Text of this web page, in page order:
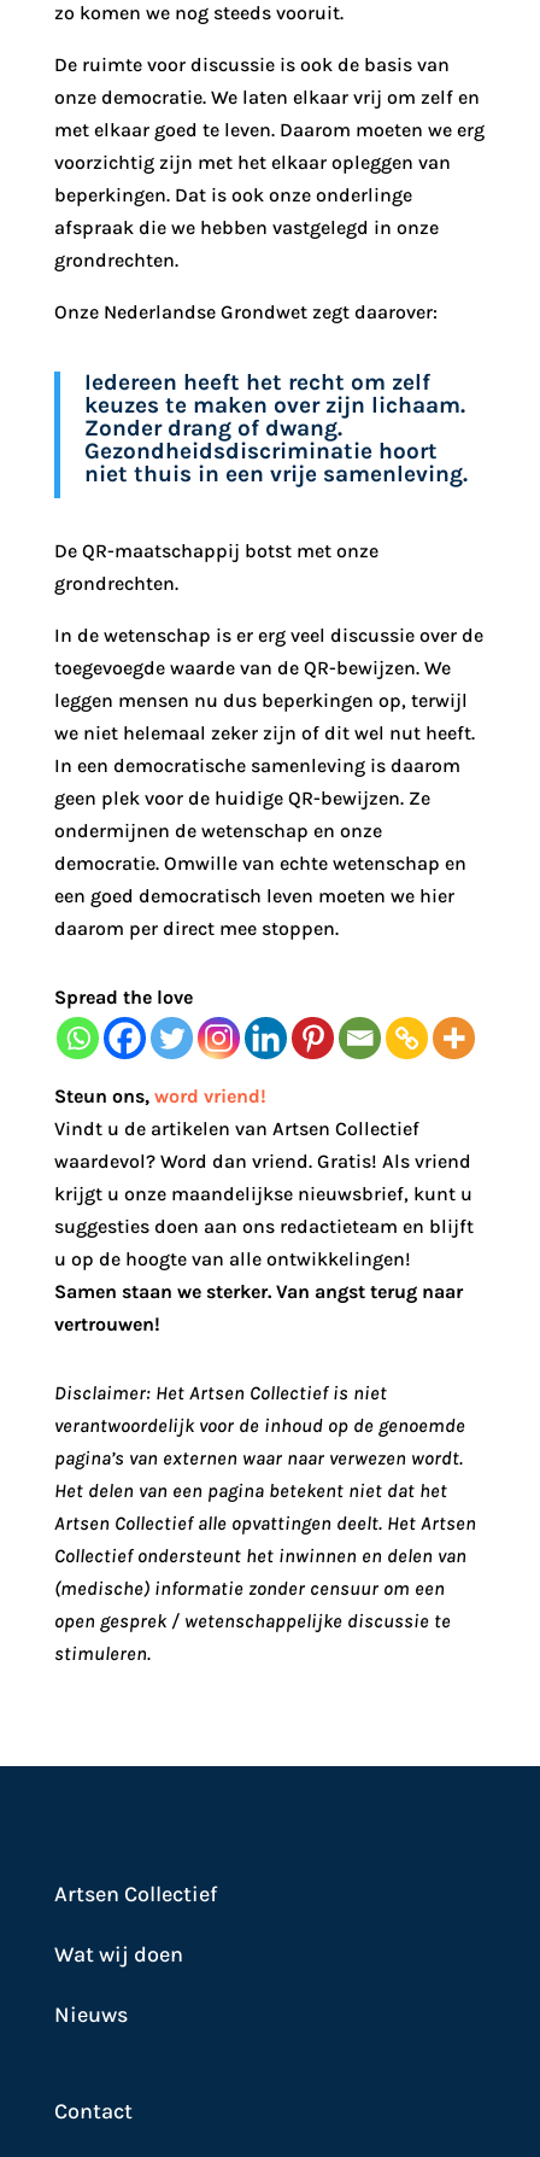
zo komen we nog steeds vooruit.
De ruimte voor discussie is ook de basis van
onze democratie. We laten elkaar vrij om zelf en
met elkaar goed te leven. Daarom moeten we erg
voorzichtig zijn met het elkaar opleggen van
beperkingen. Dat is ook onze onderlinge
afspraak die we hebben vastgelegd in onze
grondrechten.
Onze Nederlandse Grondwet zegt daarover:
Iedereen heeft het recht om zelf
keuzes te maken over zijn lichaam.
Zonder drang of dwang.
Gezondheidsdiscriminatie hoort
niet thuis in een vrije samenleving.
De QR-maatschappij botst met onze
grondrechten.
In de wetenschap is er erg veel discussie over de
toegevoegde waarde van de QR-bewijzen. We
leggen mensen nu dus beperkingen op, terwijl
we niet helemaal zeker zijn of dit wel nut heeft.
In een democratische samenleving is daarom
geen plek voor de huidige QR-bewijzen. Ze
ondermijnen de wetenschap en onze
democratie. Omwille van echte wetenschap en
een goed democratisch leven moeten we hier
daarom per direct mee stoppen.
Spread the love
Steun ons, word vriend!
Vindt u de artikelen van Artsen Collectief
waardevol? Word dan vriend. Gratis! Als vriend
krijgt u onze maandelijkse nieuwsbrief, kunt u
suggesties doen aan ons redactieteam en blijft
u op de hoogte van alle ontwikkelingen!
Samen staan we sterker. Van angst terug naar
vertrouwen!
Disclaimer: Het Artsen Collectief is niet
verantwoordelijk voor de inhoud op de genoemde
pagina’s van externen waar naar verwezen wordt.
Het delen van een pagina betekent niet dat het
Artsen Collectief alle opvattingen deelt. Het Artsen
Collectief ondersteunt het inwinnen en delen van
(medische) informatie zonder censuur om een
open gesprek / wetenschappelijke discussie te
stimuleren.
Artsen Collectief
Wat wij doen
Nieuws
Contact